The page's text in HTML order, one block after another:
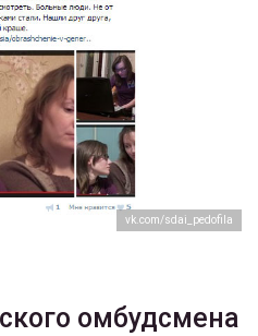
vk.com/sdai_pedofila
омбудсмена